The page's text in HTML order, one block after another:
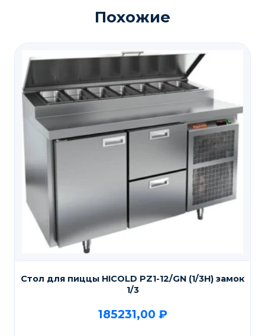
Похожие
Стол для пиццы HICOLD PZ1-12/GN (1/3H) замок
1/3
185231,00 ₽